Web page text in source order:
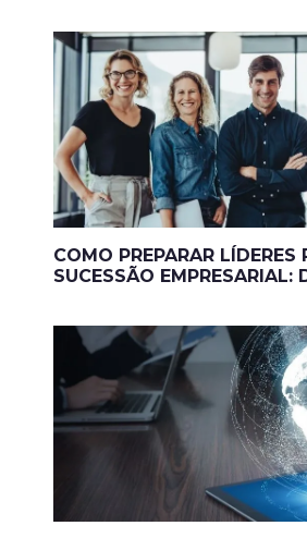
COMO PREPARAR LÍDERES
SUCESSÃO EMPRESARIAL: